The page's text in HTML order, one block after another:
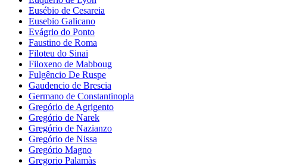
Eusébio de Cesareia
Eusebio Galicano
Evágrio do Ponto
Faustino de Roma
Filoteu do Sinai
Filoxeno de Mabboug
Fulgêncio De Ruspe
Gaudencio de Brescia
Germano de Constantinopla
Gregório de Agrigento
Gregório de Narek
Gregório de Nazianzo
Gregório de Nissa
Gregório Magno
Gregorio Palamàs